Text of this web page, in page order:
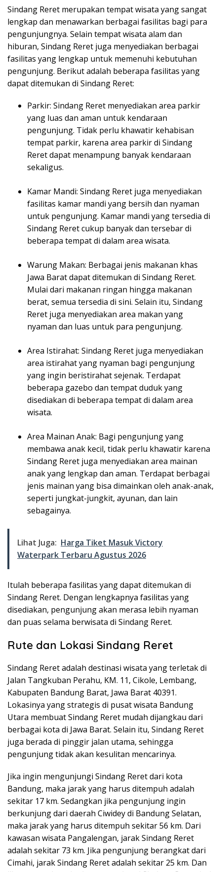
Sindang Reret merupakan tempat wisata yang sangat
lengkap dan menawarkan berbagai fasilitas bagi para
pengunjungnya. Selain tempat wisata alam dan
hiburan, Sindang Reret juga menyediakan berbagai
fasilitas yang lengkap untuk memenuhi kebutuhan
pengunjung. Berikut adalah beberapa fasilitas yang
dapat ditemukan di Sindang Reret:
Parkir: Sindang Reret menyediakan area parkir
yang luas dan aman untuk kendaraan
pengunjung. Tidak perlu khawatir kehabisan
tempat parkir, karena area parkir di Sindang
Reret dapat menampung banyak kendaraan
sekaligus.
Kamar Mandi: Sindang Reret juga menyediakan
fasilitas kamar mandi yang bersih dan nyaman
untuk pengunjung. Kamar mandi yang tersedia di
Sindang Reret cukup banyak dan tersebar di
beberapa tempat di dalam area wisata.
Warung Makan: Berbagai jenis makanan khas
Jawa Barat dapat ditemukan di Sindang Reret.
Mulai dari makanan ringan hingga makanan
berat, semua tersedia di sini. Selain itu, Sindang
Reret juga menyediakan area makan yang
nyaman dan luas untuk para pengunjung.
Area Istirahat: Sindang Reret juga menyediakan
area istirahat yang nyaman bagi pengunjung
yang ingin beristirahat sejenak. Terdapat
beberapa gazebo dan tempat duduk yang
disediakan di beberapa tempat di dalam area
wisata.
Area Mainan Anak: Bagi pengunjung yang
membawa anak kecil, tidak perlu khawatir karena
Sindang Reret juga menyediakan area mainan
anak yang lengkap dan aman. Terdapat berbagai
jenis mainan yang bisa dimainkan oleh anak-anak,
seperti jungkat-jungkit, ayunan, dan lain
sebagainya.
Lihat Juga: Harga Tiket Masuk Victory
Waterpark Terbaru Agustus 2026
Itulah beberapa fasilitas yang dapat ditemukan di
Sindang Reret. Dengan lengkapnya fasilitas yang
disediakan, pengunjung akan merasa lebih nyaman
dan puas selama berwisata di Sindang Reret.
Rute dan Lokasi Sindang Reret
Sindang Reret adalah destinasi wisata yang terletak di
Jalan Tangkuban Perahu, KM. 11, Cikole, Lembang,
Kabupaten Bandung Barat, Jawa Barat 40391.
Lokasinya yang strategis di pusat wisata Bandung
Utara membuat Sindang Reret mudah dijangkau dari
berbagai kota di Jawa Barat. Selain itu, Sindang Reret
juga berada di pinggir jalan utama, sehingga
pengunjung tidak akan kesulitan mencarinya.
Jika ingin mengunjungi Sindang Reret dari kota
Bandung, maka jarak yang harus ditempuh adalah
sekitar 17 km. Sedangkan jika pengunjung ingin
berkunjung dari daerah Ciwidey di Bandung Selatan,
maka jarak yang harus ditempuh sekitar 56 km. Dari
kawasan wisata Pangalengan, jarak Sindang Reret
adalah sekitar 73 km. Jika pengunjung berangkat dari
Cimahi, jarak Sindang Reret adalah sekitar 25 km. Dan